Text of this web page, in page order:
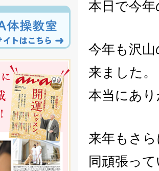
本日で今
今年も沢
来ました。
本当にあ
来年もさ
同頑張っ